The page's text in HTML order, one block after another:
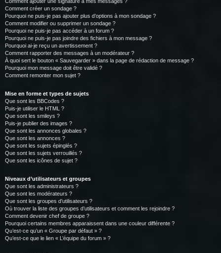
Comment créer un sondage ?
Pourquoi ne puis-je pas ajouter plus d’options à mon sondage ?
Comment modifier ou supprimer un sondage ?
Pourquoi ne puis-je pas accéder à un forum ?
Pourquoi ne puis-je pas joindre des fichiers à mon message ?
Pourquoi ai-je reçu un avertissement ?
Comment rapporter des messages à un modérateur ?
À quoi sert le bouton « Sauvegarder » dans la page de rédaction de message ?
Pourquoi mon message doit être validé ?
Comment remonter mon sujet ?
Mise en forme et types de sujets
Que sont les BBCodes ?
Puis-je utiliser le HTML ?
Que sont les smileys ?
Puis-je publier des images ?
Que sont les annonces globales ?
Que sont les annonces ?
Que sont les sujets épinglés ?
Que sont les sujets verrouillés ?
Que sont les icônes de sujet ?
Niveaux d’utilisateurs et groupes
Que sont les administrateurs ?
Que sont les modérateurs ?
Que sont les groupes d’utilisateurs ?
Où trouver la liste des groupes d’utilisateurs et comment les rejoindre ?
Comment devenir chef de groupe ?
Pourquoi certains membres apparaissent dans une couleur différente ?
Qu’est-ce qu’un « Groupe par défaut » ?
Qu’est-ce que le lien « L’équipe du forum » ?